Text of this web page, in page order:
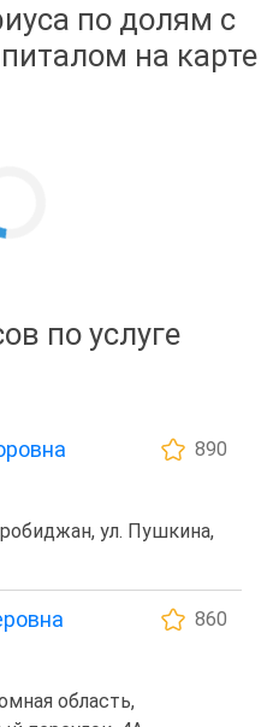
по долям с
на карте
по услуге
890
ул. Пушкина,
860
область,